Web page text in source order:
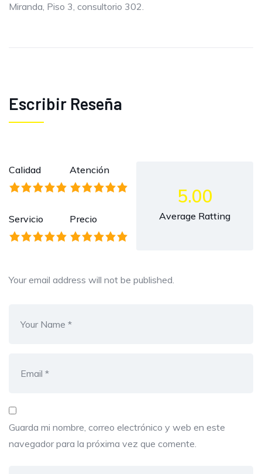
Miranda, Piso 3, consultorio 302.
Escribir Reseña
Calidad Atención
Servicio Precio
5.00
Average Ratting
Your email address will not be published.
Guarda mi nombre, correo electrónico y web en este
navegador para la próxima vez que comente.